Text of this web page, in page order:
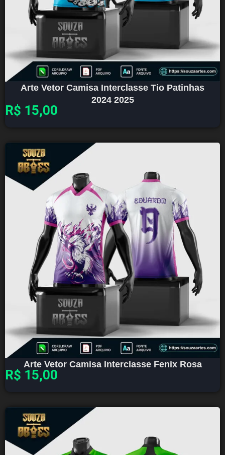
Arte Vetor Camisa Interclasse Tio Patinhas
2024 2025
R$ 15,00
Arte Vetor Camisa Interclasse Fenix Rosa
R$ 15,00